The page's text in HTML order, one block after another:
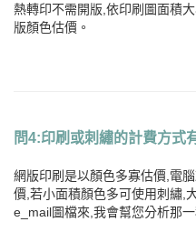
熱轉印不需開版,依印刷圖面積
版顏色估價。
問4:印刷或刺繡的計費方式
網版印刷是以顏色多寡估價,電
價,若小面積顏色多可使用刺繡,
e_mail圖檔來,我會幫您分析那